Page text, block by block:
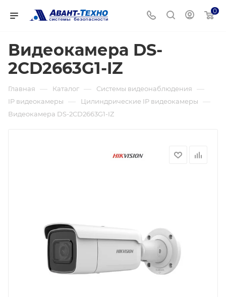
0
Видеокамера DS-
2CD2663G1-IZ
Главная — Каталог — Системы видеонаблюдения —
IP видеокамеры — Цилиндрические IP видеокамеры —
Видеокамера DS-2CD2663G1-IZ